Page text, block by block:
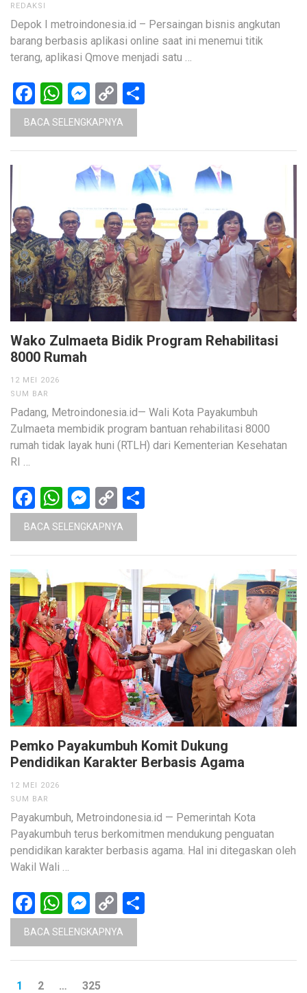
REDAKSI
Depok I metroindonesia.id – Persaingan bisnis angkutan
barang berbasis aplikasi online saat ini menemui titik
terang, aplikasi Qmove menjadi satu …
Facebook
WhatsApp
Messenger
Copy
Link
BACA SELENGKAPNYA
Wako Zulmaeta Bidik Program Rehabilitasi
8000 Rumah
12 MEI 2026
SUM BAR
Padang, Metroindonesia.id— Wali Kota Payakumbuh
Zulmaeta membidik program bantuan rehabilitasi 8000
rumah tidak layak huni (RTLH) dari Kementerian Kesehatan
RI …
Facebook
WhatsApp
Messenger
Copy
Link
BACA SELENGKAPNYA
Pemko Payakumbuh Komit Dukung
Pendidikan Karakter Berbasis Agama
12 MEI 2026
SUM BAR
Payakumbuh, Metroindonesia.id — Pemerintah Kota
Payakumbuh terus berkomitmen mendukung penguatan
pendidikan karakter berbasis agama. Hal ini ditegaskan oleh
Wakil Wali …
Facebook
WhatsApp
Messenger
Copy
Link
BACA SELENGKAPNYA
Paginasi
HALAMAN
1 HALAMAN
2 … HALAMAN
325